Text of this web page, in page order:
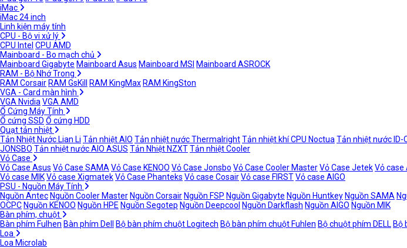
iMac
iMac 24 inch
Linh kiện máy tính
CPU - Bộ vi xử lý
CPU Intel CPU AMD
Mainboard - Bo mạch chủ
Mainboard Gigabyte Mainboard Asus Mainboard MSI Mainboard ASROCK
RAM - Bộ Nhớ Trong
RAM Corsair RAM GsKill RAM KingMax RAM KingSton
VGA - Card màn hình
VGA Nvidia VGA AMD
Ổ Cứng Máy Tính
Ổ cứng SSD Ổ cứng HDD
Quạt tản nhiệt
Tản Nhiệt Nước Lian Li Tản nhiệt AIO Tản nhiệt nước ThermalrightTản nhiệt khí CPU Noctua Tản nhiệt nước ID-
JONSBO Tản nhiệt nước AIO ASUS Tản Nhiệt NZXTTản nhiệt Cooler
Vỏ Case
Vỏ Case Asus Vỏ Case SAMA Vỏ Case KENOO Vỏ Case Jonsbo Vỏ Case Cooler MasterVỏ Case JetekVỏ case
Vỏ case MIKVỏ case XigmatekVỏ Case Phanteks Vỏ case CosairVỏ case FIRSTVỏ case AIGO
PSU - Nguồn Máy Tính
Nguồn Antec Nguồn Cooler Master Nguồn Corsair Nguồn FSP Nguồn Gigabyte Nguồn Huntkey Nguồn SAMA
OCPC Nguồn KENOO Nguồn HPE Nguồn Segotep Nguồn Deepcool Nguồn Darkflash Nguồn AIGO Nguồn MIK
Bàn phím, chuột
Bàn phím Fulhen Bàn phím Dell Bộ bàn phím chuột Logitech Bộ bàn phím chuột Fuhlen Bộ chuột phím DELL Bộ
Loa
Loa Microlab